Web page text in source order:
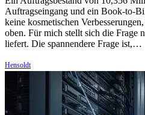
Auftragseingang und ein Book-to-
keine kosmetischen
oben. Für mich stellt sich die Frage
liefert. Die spannendere Frage ist,…
Hensoldt